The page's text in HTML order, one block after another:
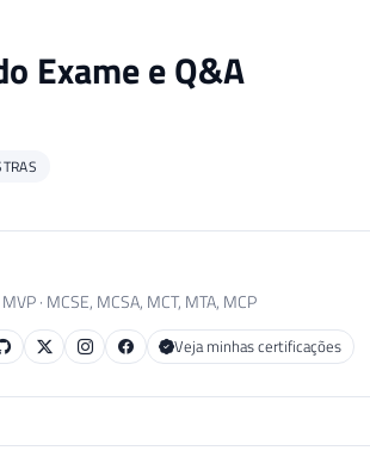
Exame e Q&A
· MCSE, MCSA, MCT, MTA, MCP
Veja minhas certificações